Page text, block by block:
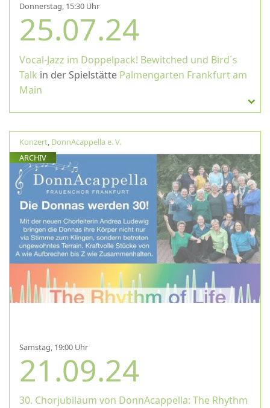
Donnerstag, 15:30 Uhr
25.07.24
Vocal-Jazz im Doppelpack! Bewitched und Bird´s
Talk in der Spielstätte Palmengarten Frankfurt am
Main
Konzert, DonnAcappella e. V.
ARCHIV
Samstag, 19:00 Uhr
21.09.24
30. Chorjubiläum von DonnAcappella: The Rhythm